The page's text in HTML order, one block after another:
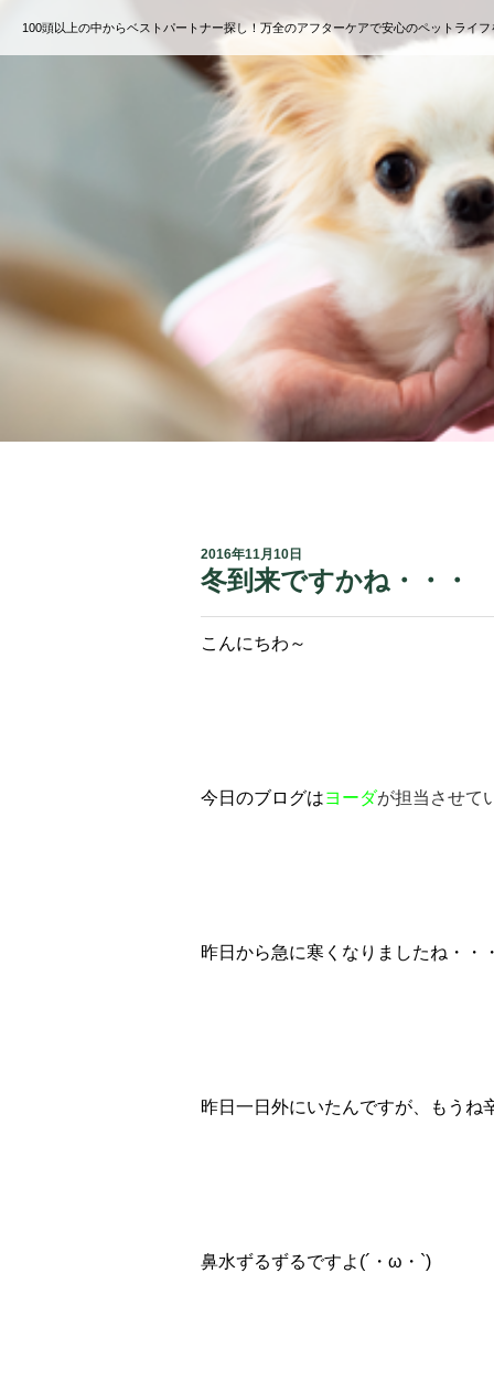
100頭以上の中からベストパートナー探し！万全のアフターケアで安心のペットライフ
2016年11月10日
冬到来ですかね・・
こんにちわ～
今日のブログはヨーダが担当させて
昨日から急に寒くなりましたね・・・
昨日一日外にいたんですが、もうね
鼻水ずるずるですよ(´・ω・`)